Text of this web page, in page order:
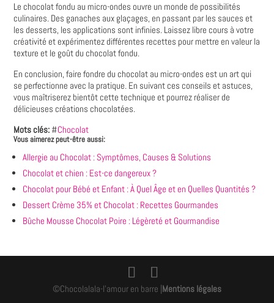
Le chocolat fondu au micro-ondes ouvre un monde de possibilités
culinaires. Des ganaches aux glaçages, en passant par les sauces et
les desserts, les applications sont infinies. Laissez libre cours à votre
créativité et expérimentez différentes recettes pour mettre en valeur la
texture et le goût du chocolat fondu.
En conclusion, faire fondre du chocolat au micro-ondes est un art qui
se perfectionne avec la pratique. En suivant ces conseils et astuces,
vous maîtriserez bientôt cette technique et pourrez réaliser de
délicieuses créations chocolatées.
Mots clés: #Chocolat
Vous aimerez peut-être aussi:
Allergie au Chocolat : Symptômes, Causes & Solutions
Chocolat et chien : Est-ce dangereux ?
Chocolat pour Bébé et Enfant : À Quel Âge et en Quelles Quantités ?
Dessert Crème 35% et Chocolat : Recettes Gourmandes
Bûche Mousse Chocolat Poire : Légèreté et Gourmandise
©Chocolalala-l'amour en barre |Mentions légales